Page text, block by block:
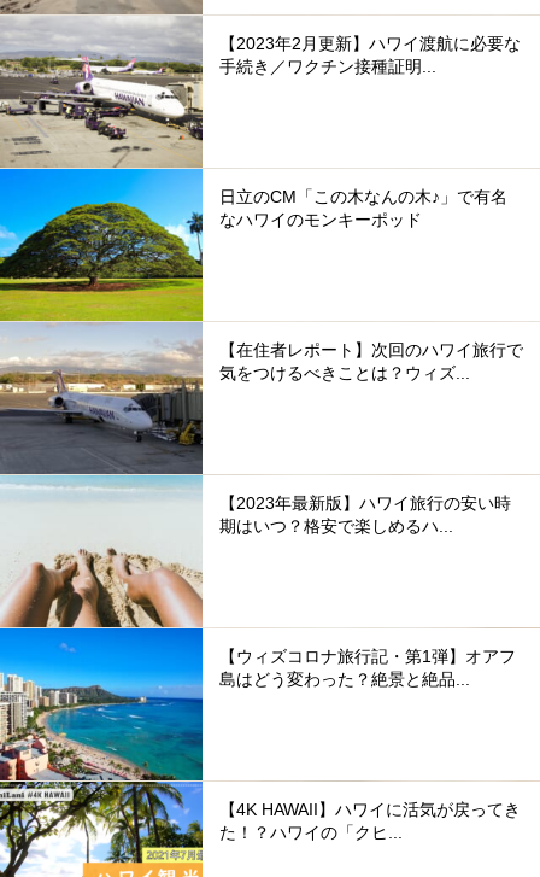
【2023年2月更新】ハワイ渡航に必要な
手続き／ワクチン接種証明...
日立のCM「この木なんの木♪」で有名
なハワイのモンキーポッド
【在住者レポート】次回のハワイ旅行で
気をつけるべきことは？ウィズ...
【2023年最新版】ハワイ旅行の安い時
期はいつ？格安で楽しめるハ...
【ウィズコロナ旅行記・第1弾】オアフ
島はどう変わった？絶景と絶品...
【4K HAWAII】ハワイに活気が戻ってき
た！？ハワイの「クヒ...